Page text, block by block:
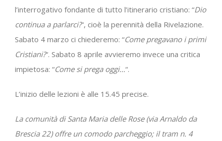
l’interrogativo fondante di tutto l’itinerario cristiano: “Dio
continua a parlarci?“, cioè la perennità della Rivelazione.
Sabato 4 marzo ci chiederemo: “Come pregavano i primi
Cristiani?“. Sabato 8 aprile avvieremo invece una critica
impietosa: “Come si prega oggi…“.
L’inizio delle lezioni è alle 15.45 precise.
La comunità di Santa Maria delle Rose (via Arnaldo da
Brescia 22) offre un comodo parcheggio; il tram n. 4